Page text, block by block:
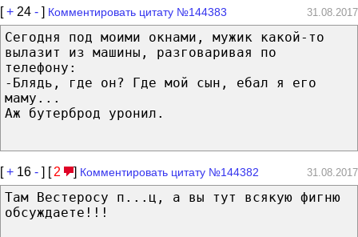
[+ 24 - ] Комментировать цитату №144383 31.08.2017
Сегодня под моими окнами, мужик какой-то
вылазит из машины, разговаривая по
телефону:
-Блядь, где он? Где мой сын, ебал я его
маму...
Аж бутерброд уронил.
[+ 16 - ] [ 2 ] Комментировать цитату №144382 31.08.2017
Там Вестеросу п...ц, а вы тут всякую фигню
обсуждаете!!!